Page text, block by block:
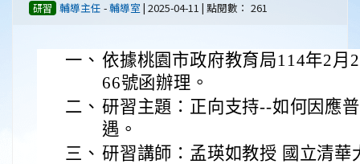
研習 輔導主任 -輔導室 | 2025-04-11 | 點閱數： 261
一、 依據桃園市政府教育局114年2月
66號函辦理。
二、 研習主題：正向支持--如何因應
遇。
三、 研習講師：孟瑛如教授 國立清華